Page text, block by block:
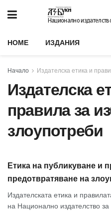
Национално
HOME ИЗДАНИЯ
Начало Издателска етика и
Издателска
правила за
злоупотреби
Етика на публикуване и
предотвратяване на
Издателската етика и
на Национално издателство за